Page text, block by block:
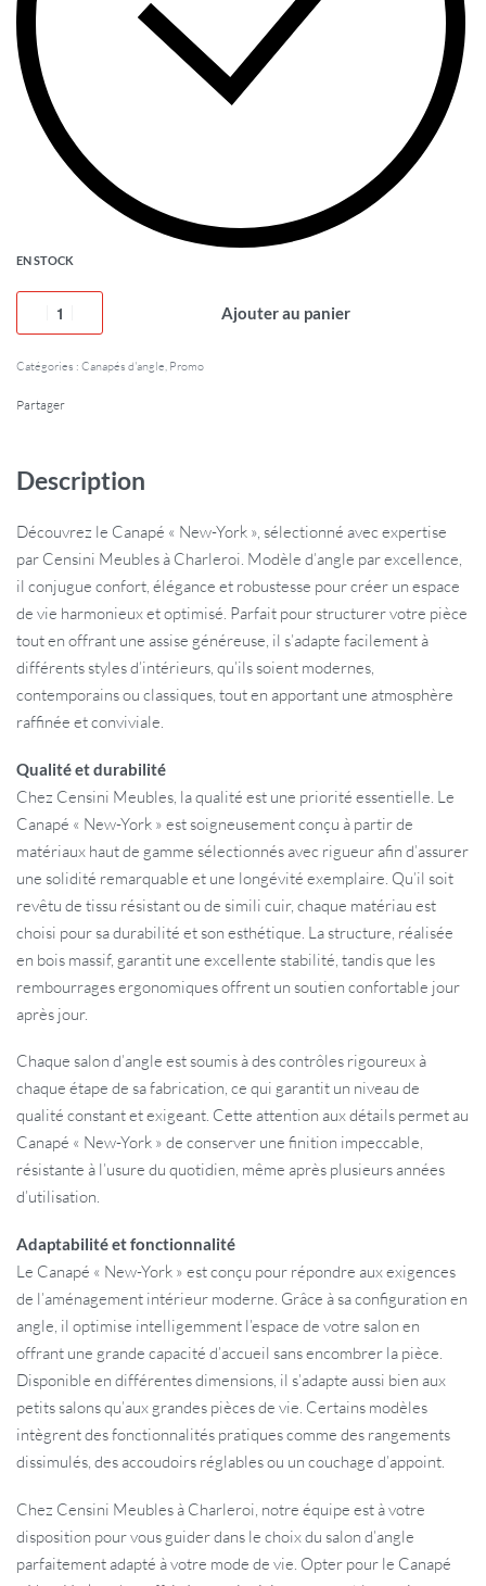
EN STOCK
Ajouter au panier
Catégories : Canapés d'angle, Promo
Partager
Description
Découvrez le Canapé « New-York », sélectionné avec expertise
par Censini Meubles à Charleroi. Modèle d’angle par excellence,
il conjugue confort, élégance et robustesse pour créer un espace
de vie harmonieux et optimisé. Parfait pour structurer votre pièce
tout en offrant une assise généreuse, il s’adapte facilement à
différents styles d’intérieurs, qu’ils soient modernes,
contemporains ou classiques, tout en apportant une atmosphère
raffinée et conviviale.
Qualité et durabilité
Chez Censini Meubles, la qualité est une priorité essentielle. Le
Canapé « New-York » est soigneusement conçu à partir de
matériaux haut de gamme sélectionnés avec rigueur afin d’assurer
une solidité remarquable et une longévité exemplaire. Qu’il soit
revêtu de tissu résistant ou de simili cuir, chaque matériau est
choisi pour sa durabilité et son esthétique. La structure, réalisée
en bois massif, garantit une excellente stabilité, tandis que les
rembourrages ergonomiques offrent un soutien confortable jour
après jour.
Chaque salon d’angle est soumis à des contrôles rigoureux à
chaque étape de sa fabrication, ce qui garantit un niveau de
qualité constant et exigeant. Cette attention aux détails permet au
Canapé « New-York » de conserver une finition impeccable,
résistante à l’usure du quotidien, même après plusieurs années
d’utilisation.
Adaptabilité et fonctionnalité
Le Canapé « New-York » est conçu pour répondre aux exigences
de l’aménagement intérieur moderne. Grâce à sa configuration en
angle, il optimise intelligemment l’espace de votre salon en
offrant une grande capacité d’accueil sans encombrer la pièce.
Disponible en différentes dimensions, il s’adapte aussi bien aux
petits salons qu’aux grandes pièces de vie. Certains modèles
intègrent des fonctionnalités pratiques comme des rangements
dissimulés, des accoudoirs réglables ou un couchage d’appoint.
Chez Censini Meubles à Charleroi, notre équipe est à votre
disposition pour vous guider dans le choix du salon d’angle
parfaitement adapté à votre mode de vie. Opter pour le Canapé